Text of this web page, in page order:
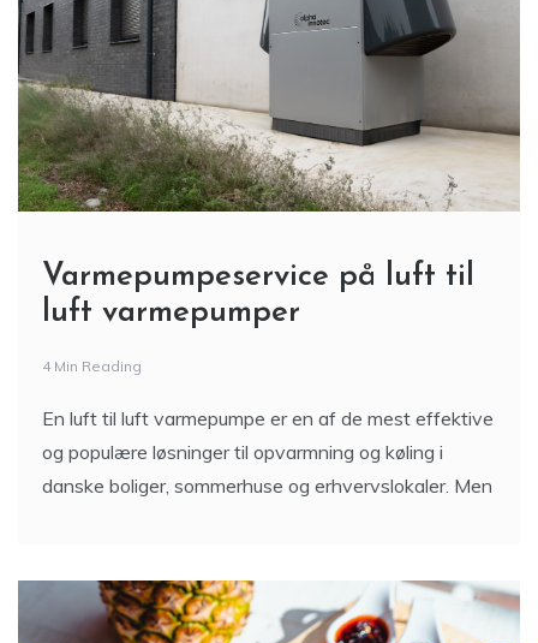
Varmepumpeservice på luft til
luft varmepumper
4 Min Reading
En luft til luft varmepumpe er en af de mest effektive
og populære løsninger til opvarmning og køling i
danske boliger, sommerhuse og erhvervslokaler. Men